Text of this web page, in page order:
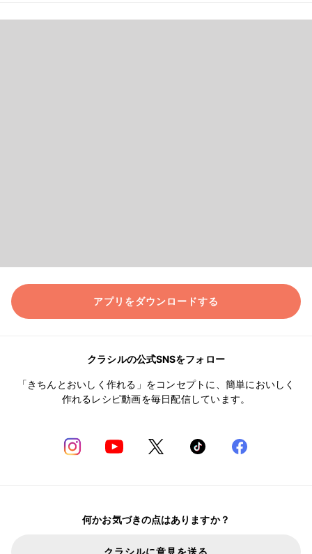
アプリをダウンロードする
クラシルの公式SNSをフォロー
「きちんとおいしく作れる」をコンセプトに、簡単においしく
作れるレシピ動画を毎日配信しています。
何かお気づきの点はありますか？
クラシルに意見を送る